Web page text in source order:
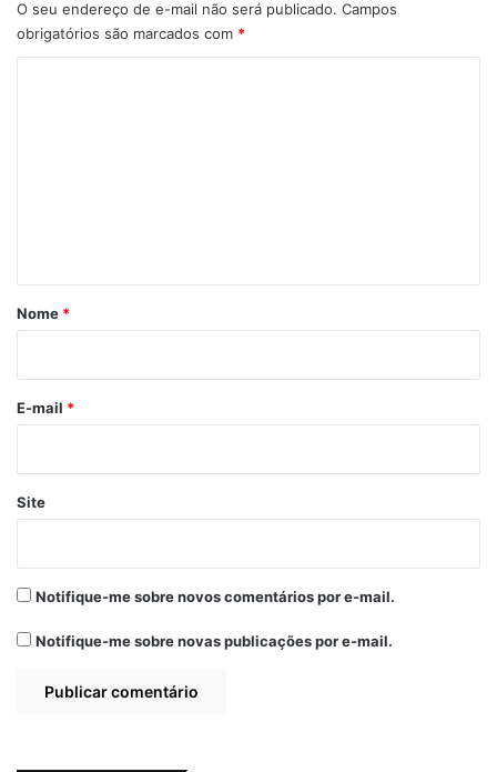
Projeto de Lei Rádio Comunitária
O seu endereço de e-mail não será publicado. Campos
obrigatórios são marcados com *
r
*
Nome *
E-mail *
Site
Notifique-me sobre novos comentários por e-mail.
Notifique-me sobre novas publicações por e-mail.